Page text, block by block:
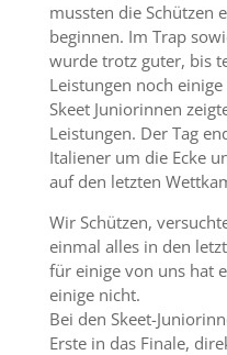
mussten die Schützen
beginnen. Im Trap
wurde trotz guter, bis
Leistungen noch
Skeet Juniorinnen
Leistungen. Der Tag
Italiener um die Ecke
auf den letzten
Wir Schützen,
einmal alles in den
für einige von uns hat
einige nicht.
Bei den Skeet-
Erste in das Finale,